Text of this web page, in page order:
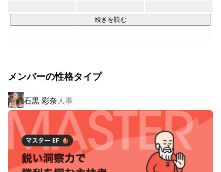
∟物流・製造業界特化の採用コンサル事業
上記に挙げた事業以外に、各事業部内で新サービスを2つ、プ
ロジェクトベースで立ち上げております。
当社は社会課題の解決×自社社員の事業運営/マネジメント機
会の創出をテーマに、毎年新規事業を立ち上げ続けていま
す。
続きを読む
メンバーの性格タイプ
石黒 彩奈 人事